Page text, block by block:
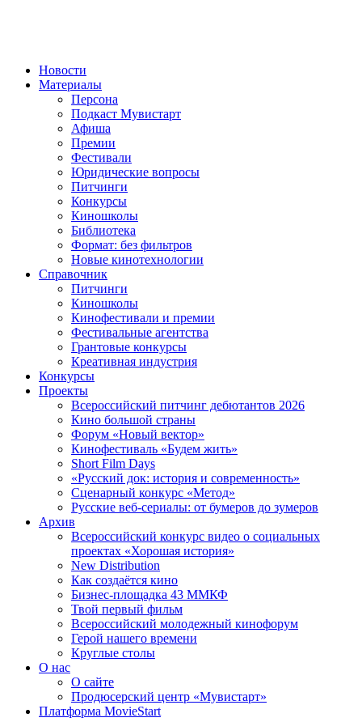
Новости
Материалы
Персона
Подкаст Мувистарт
Афиша
Премии
Фестивали
Юридические вопросы
Питчинги
Конкурсы
Киношколы
Библиотека
Формат: без фильтров
Новые кинотехнологии
Справочник
Питчинги
Киношколы
Кинофестивали и премии
Фестивальные агентства
Грантовые конкурсы
Креативная индустрия
Конкурсы
Проекты
Всероссийский питчинг дебютантов 2026
Кино большой страны
Форум «Новый вектор»
Кинофестиваль «Будем жить»
Short Film Days
«Русский док: история и современность»
Сценарный конкурс «Метод»
Русские веб-сериалы: от бумеров до зумеров
Архив
Всероссийский конкурс видео о социальных
проектах «Хорошая история»
New Distribution
Как создаётся кино
Бизнес-площадка 43 ММКФ
Твой первый фильм
Всероссийский молодежный кинофорум
Герой нашего времени
Круглые столы
О нас
О сайте
Продюсерский центр «Мувистарт»
Платформа MovieStart